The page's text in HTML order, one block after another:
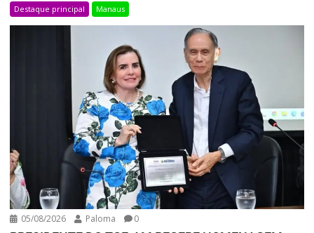
Destaque principal Manaus
05/08/2026 Paloma 0